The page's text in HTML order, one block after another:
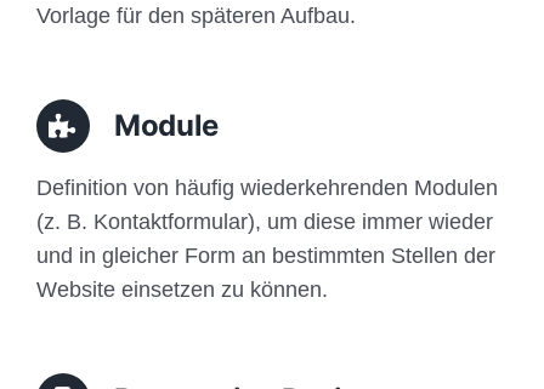
Vorlage für den späteren Aufbau.
Module
Definition von häufig wiederkehrenden Modulen
(z. B. Kontaktformular), um diese immer wieder
und in gleicher Form an bestimmten Stellen der
Website einsetzen zu können.